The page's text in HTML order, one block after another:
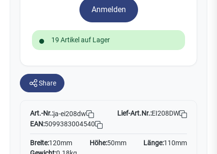
Anmelden
19 Artikel auf Lager
Share
Art.-Nr.:ja-ei208dw Lief-Art.Nr.:EI208DW
EAN:5099383004540
Breite:120mm Höhe:50mm Länge:110mm